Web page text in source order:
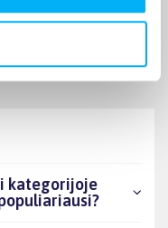
kategorijoje